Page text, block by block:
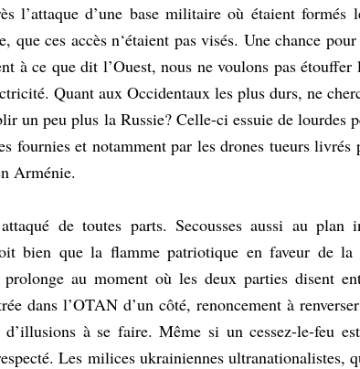
l’attaque d’une base militaire où étaient formés
que ces accès n‘étaient pas visés. Une chance
à ce que dit l’Ouest, nous ne voulons pas étouffer
Quant aux Occidentaux les plus durs, ne
un peu plus la Russie? Celle-ci essuie de lourdes
fournies et notamment par les drones tueurs
Arménie.
de toutes parts. Secousses aussi au plan
bien que la flamme patriotique en faveur de
prolonge au moment où les deux parties disent
dans l’OTAN d’un côté, renoncement à
à se faire. Même si un cessez-le-feu
Les milices ukrainiennes ultranationalistes,